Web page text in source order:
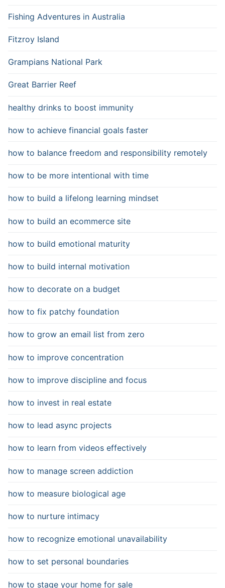
Fishing Adventures in Australia
Fitzroy Island
Grampians National Park
Great Barrier Reef
healthy drinks to boost immunity
how to achieve financial goals faster
how to balance freedom and responsibility remotely
how to be more intentional with time
how to build a lifelong learning mindset
how to build an ecommerce site
how to build emotional maturity
how to build internal motivation
how to decorate on a budget
how to fix patchy foundation
how to grow an email list from zero
how to improve concentration
how to improve discipline and focus
how to invest in real estate
how to lead async projects
how to learn from videos effectively
how to manage screen addiction
how to measure biological age
how to nurture intimacy
how to recognize emotional unavailability
how to set personal boundaries
how to stage your home for sale